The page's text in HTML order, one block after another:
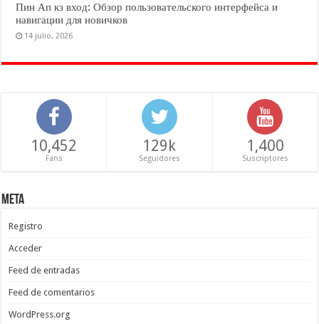
Пин Ап кз вход: Обзор пользовательского интерфейса и
навигации для новичков
14 julio, 2026
10,452
Fans
129k
Seguidores
1,400
Suscriptores
Meta
Registro
Acceder
Feed de entradas
Feed de comentarios
WordPress.org